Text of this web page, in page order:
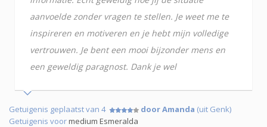
aanvoelde zonder vragen te stellen. Je weet me te
inspireren en motiveren en je hebt mijn volledige
vertrouwen. Je bent een mooi bijzonder mens en
een geweldig paragnost. Dank je wel
Getuigenis geplaatst van 4 door Amanda (uit Genk)
Getuigenis voormedium Esmeralda